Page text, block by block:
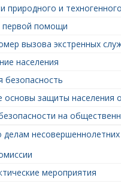
природного и
первой помощи
вызова экстренных
населения
безопасность
основы защиты населения
на
делам
мероприятия